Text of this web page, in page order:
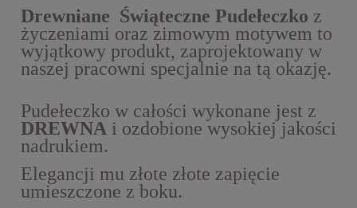
Drewniane Świąteczne Pudełeczko z
życzeniami oraz zimowym motywem to
wyjątkowy produkt, zaprojektowany w
naszej pracowni specjalnie na tą okazję.
Pudełeczko w całości wykonane jest z
DREWNA i ozdobione wysokiej jakości
nadrukiem.
Elegancji mu złote złote zapięcie
umieszczone z boku.